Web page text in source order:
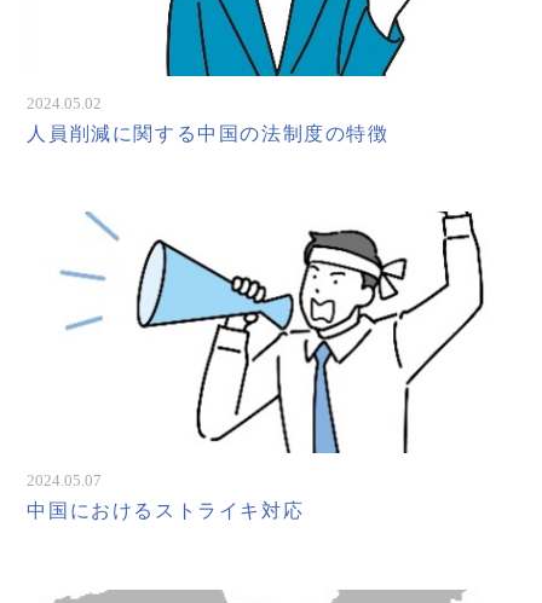
2024.05.02
人員削減に関する中国の法制度の特徴
2024.05.07
中国におけるストライキ対応